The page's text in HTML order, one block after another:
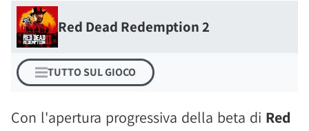
Red Dead Redemption 2
TUTTO SUL GIOCO
Con l'apertura progressiva della beta di Red